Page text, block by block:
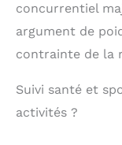
concurrentiel
argument de
contrainte de la
Suivi santé et
activités ?